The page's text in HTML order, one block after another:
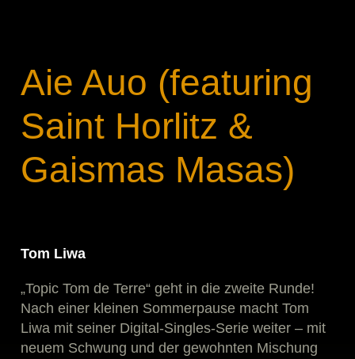
Aie Auo (featuring
Saint Horlitz &
Gaismas Masas)
Tom Liwa
„Topic Tom de Terre“ geht in die zweite Runde!
Nach einer kleinen Sommerpause macht Tom
Liwa mit seiner Digital-Singles-Serie weiter – mit
neuem Schwung und der gewohnten Mischung